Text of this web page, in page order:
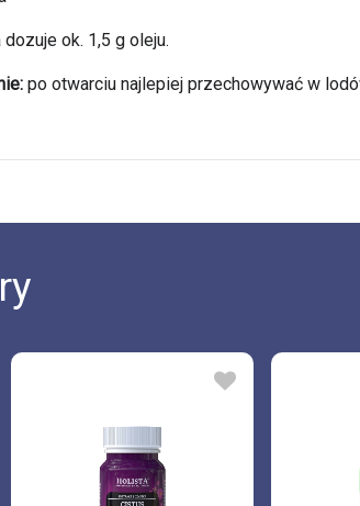
ok. 1,5 g oleju.
po otwarciu najlepiej przechowywać w